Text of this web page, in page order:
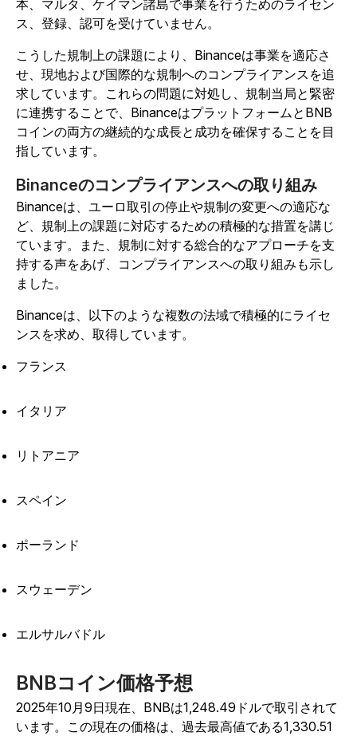
本、マルタ、ケイマン諸島で事業を行うためのライセン
ス、登録、認可を受けていません。
こうした規制上の課題により、Binanceは事業を適応さ
せ、現地および国際的な規制へのコンプライアンスを追
求しています。これらの問題に対処し、規制当局と緊密
に連携することで、BinanceはプラットフォームとBNB
コインの両方の継続的な成長と成功を確保することを目
指しています。
Binanceのコンプライアンスへの取り組み
Binanceは、ユーロ取引の停止や規制の変更への適応な
ど、規制上の課題に対応するための積極的な措置を講じ
ています。また、規制に対する総合的なアプローチを支
持する声をあげ、コンプライアンスへの取り組みも示し
ました。
Binanceは、以下のような複数の法域で積極的にライセ
ンスを求め、取得しています。
フランス
イタリア
リトアニア
スペイン
ポーランド
スウェーデン
エルサルバドル
BNBコイン価格予想
2025年10月9日現在、BNBは1,248.49ドルで取引されて
います。この現在の価格は、過去最高値である1,330.51